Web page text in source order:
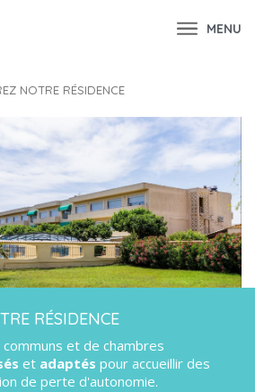
MENU
NOTRE RÉSIDENCE
RÉSIDENCE
et de chambres
et adaptés pour accueillir des
de perte d'autonomie.